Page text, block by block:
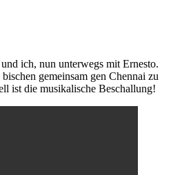
ich, nun unterwegs mit Ernesto.
gemeinsam gen Chennai zu
ist die musikalische Beschallung!